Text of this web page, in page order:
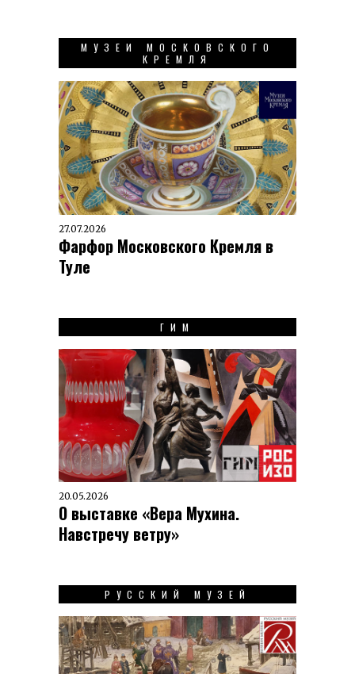
МУЗЕИ МОСКОВСКОГО
КРЕМЛЯ
27.07.2026
Фарфор Московского Кремля в
Туле
ГИМ
20.05.2026
О выставке «Вера Мухина.
Навстречу ветру»
РУССКИЙ МУЗЕЙ